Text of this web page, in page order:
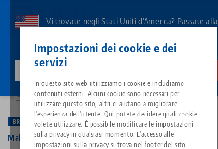
Impostazioni dei cookie e dei
servizi
In questo sito web utilizziamo i cookie e includiamo
contenuti esterni. Alcuni cookie sono necessari per
utilizzare questo sito, altri ci aiutano a migliorare
l'esperienza dell'utente. Qui potete decidere quali cookie
volete utilizzare. È possibile modificare le impostazioni
sulla privacy in qualsiasi momento. L'accesso alle
impostazioni sulla privacy si trova nel footer del sito.
contenuto
Vi trovate negli Stati Uniti d'America? Passate alla
specifici del Paese.
Tutto da un'unica fonte
Sistema di serraggio a punto
Gruppo di prodotti
Tipi di prodotto
Informazioni su LANG
Filosofia
Download
FAQ
Blog
Notizie
Prodotti abbinati
Siamo spiacenti. Non abbiamo trovato alcun risultato.
Vai alla pagina del prodotto
Breadcrumb
Alla panoramica dei prodotti
BREVETTATO
Makro•Grip® 125, morsa a 5 assi